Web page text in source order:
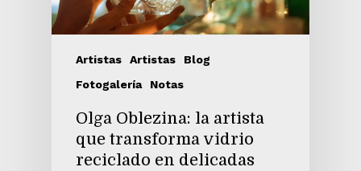
Artistas Artistas
Blog
Fotogalería
Notas
Olga Oblezina: la artista
que transforma vidrio
reciclado en delicadas